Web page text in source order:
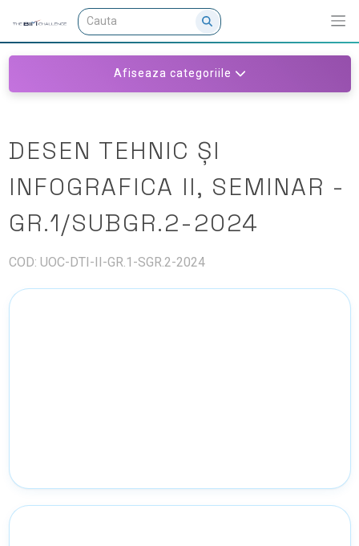
Afiseaza categoriile
DESEN TEHNIC ȘI
INFOGRAFICA II, SEMINAR -
GR.1/SUBGR.2-2024
COD: UOC-DTI-II-GR.1-SGR.2-2024